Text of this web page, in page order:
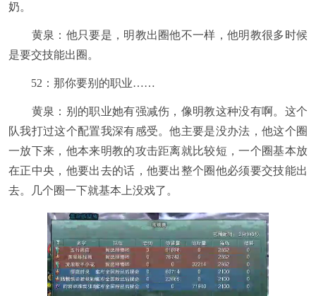
奶。
黄泉：他只要是，明教出圈他不一样，他明教很多时候
是要交技能出圈。
52：那你要别的职业……
黄泉：别的职业她有强减伤，像明教这种没有啊。这个
队我打过这个配置我深有感受。他主要是没办法，他这个圈
一放下来，他本来明教的攻击距离就比较短，一个圈基本放
在正中央，他要出去的话，他要出整个圈他必须要交技能出
去。几个圈一下就基本上没戏了。